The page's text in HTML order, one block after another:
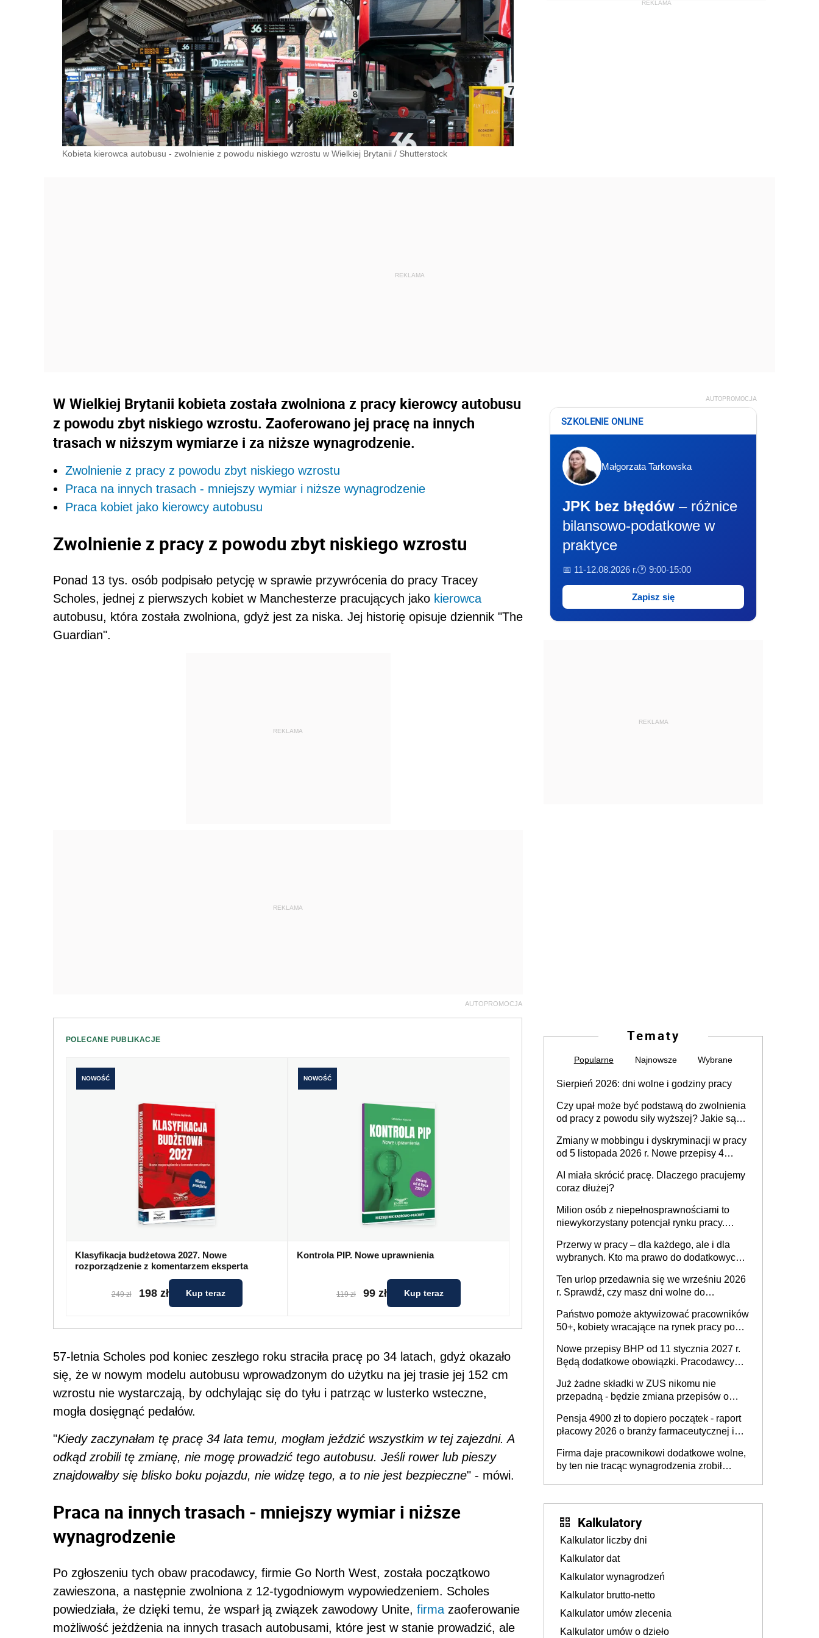
Kobieta kierowca autobusu - zwolnienie z powodu niskiego wzrostu w Wielkiej Brytanii / Shutterstock
W Wielkiej Brytanii kobieta została zwolniona z pracy kierowcy autobusu
z powodu zbyt niskiego wzrostu. Zaoferowano jej pracę na innych
trasach w niższym wymiarze i za niższe wynagrodzenie.
Zwolnienie z pracy z powodu zbyt niskiego wzrostu
Praca na innych trasach - mniejszy wymiar i niższe wynagrodzenie
Praca kobiet jako kierowcy autobusu
Zwolnienie z pracy z powodu zbyt niskiego wzrostu
Ponad 13 tys. osób podpisało petycję w sprawie przywrócenia do pracy Tracey
Scholes, jednej z pierwszych kobiet w Manchesterze pracujących jako kierowca
autobusu, która została zwolniona, gdyż jest za niska. Jej historię opisuje dziennik "The
Guardian".
REKLAMA
REKLAMA
AUTOPROMOCJA
POLECANE PUBLIKACJE
NOWOŚĆ
Klasyfikacja budżetowa 2027. Nowe
rozporządzenie z komentarzem eksperta
249 zł 198 zł Kup teraz
NOWOŚĆ
Kontrola PIP. Nowe uprawnienia
119 zł 99 zł Kup teraz
57-letnia Scholes pod koniec zeszłego roku straciła pracę po 34 latach, gdyż okazało
się, że w nowym modelu autobusu wprowadzonym do użytku na jej trasie jej 152 cm
wzrostu nie wystarczają, by odchylając się do tyłu i patrząc w lusterko wsteczne,
mogła dosięgnąć pedałów.
"Kiedy zaczynałam tę pracę 34 lata temu, mogłam jeździć wszystkim w tej zajezdni. A
odkąd zrobili tę zmianę, nie mogę prowadzić tego autobusu. Jeśli rower lub pieszy
znajdowałby się blisko boku pojazdu, nie widzę tego, a to nie jest bezpieczne" - mówi.
Praca na innych trasach - mniejszy wymiar i niższe
wynagrodzenie
Po zgłoszeniu tych obaw pracodawcy, firmie Go North West, została początkowo
zawieszona, a następnie zwolniona z 12-tygodniowym wypowiedzeniem. Scholes
powiedziała, że dzięki temu, że wsparł ją związek zawodowy Unite, firma zaoferowanie
możliwość jeżdżenia na innych trasach autobusami, które jest w stanie prowadzić, ale
AUTOPROMOCJA
SZKOLENIE ONLINE
Małgorzata Tarkowska
JPK bez błędów – różnice
bilansowo-podatkowe w
praktyce
📅 11-12.08.2026 r.🕐 9:00-15:00
Zapisz się
REKLAMA
Tematy
Popularne Najnowsze Wybrane
Sierpień 2026: dni wolne i godziny pracy
Czy upał może być podstawą do zwolnienia
od pracy z powodu siły wyższej? Jakie są
Zmiany w mobbingu i dyskryminacji w pracy
od 5 listopada 2026 r. Nowe przepisy 4
Ustaw
AI miała skrócić pracę. Dlaczego pracujemy
coraz dłużej?
Milion osób z niepełnosprawnościami to
niewykorzystany potencjał rynku pracy.
dofinansowań czy refundacji, ale bariery po
stronie systemu i świadomości
pracodawców [WYWIAD]
Przerwy w pracy – dla każdego, ale i dla
wybranych. Kto ma prawo do dodatkowych
Ten urlop przedawnia się we wrześniu 2026
r. Sprawdź, czy masz dni wolne do
Państwo pomoże aktywizować pracowników
50+, kobiety wracające na rynek pracy po
osoby neuroatypowe. Powstanie Fundusz
na rzecz Inkluzywności w Zatrudnianiu?
Nowe przepisy BHP od 11 stycznia 2027 r.
Będą dodatkowe obowiązki. Pracodawcy
Już żadne składki w ZUS nikomu nie
przepadną - będzie zmiana przepisów o
ubezpieczeniom społecznym
Pensja 4900 zł to dopiero początek - raport
płacowy 2026 o branży farmaceutycznej i
Firma daje pracownikowi dodatkowe wolne,
by ten nie tracąc wynagrodzenia zrobił
Kalkulatory
Kalkulator liczby dni
Kalkulator dat
Kalkulator wynagrodzeń
Kalkulator brutto-netto
Kalkulator umów zlecenia
Kalkulator umów o dzieło